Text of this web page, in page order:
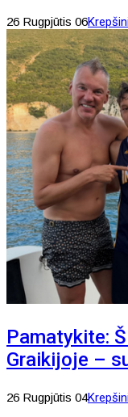
26 Rugpjūtis 06
Pamatykite:
Graikijoje –
26 Rugpjūtis 04